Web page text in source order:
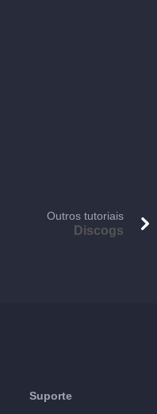
Outros tutoriais
Discogs
Suporte